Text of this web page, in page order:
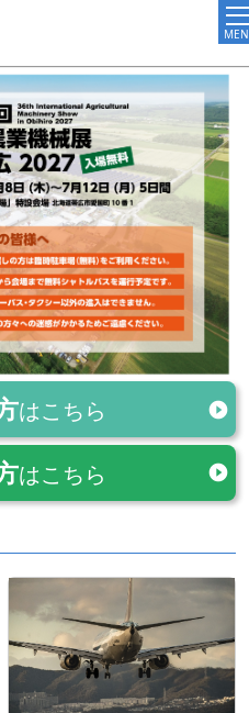
はこちら
はこちら